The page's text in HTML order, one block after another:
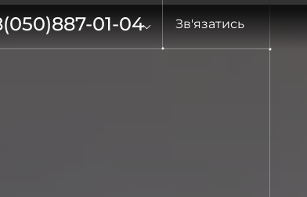
(050)887-01-04 Зв'язатись